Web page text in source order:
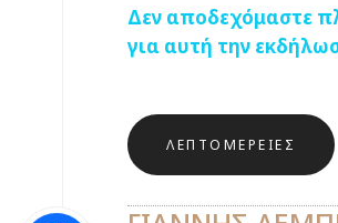
Δεν αποδεχόμαστε
για αυτή την
ΛΕΠΤΟΜΈΡΕΙΕΣ